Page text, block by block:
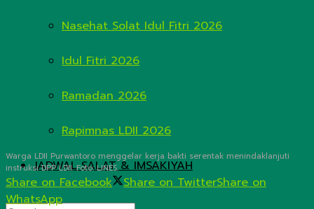
Nasehat Solat Idul Fitri 2026
Idul Fitri 2026
Ramadan 2026
Rapimnas LDII 2026
JADWAL SALAT & IMSAKIYAH
Warga LDII Purwantoro menggelar kerja bakti serentak menindaklanjuti
instruksi DPP LDII. Foto: LINES.
Share on Facebook Share on TwitterShare on
WhatsApp